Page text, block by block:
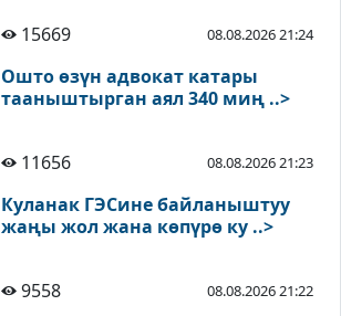
15669 08.08.2026 21:24
Ошто өзүн адвокат катары
тааныштырган аял 340 миң ..>
11656 08.08.2026 21:23
Куланак ГЭСине байланыштуу
жаңы жол жана көпүрө ку ..>
9558 08.08.2026 21:22